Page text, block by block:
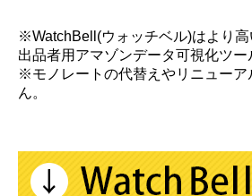
※WatchBell(ウォッチベル)はより
出品者用アマゾンデータ可視化ツー
※モノレートの代替えやリニューア
ん。